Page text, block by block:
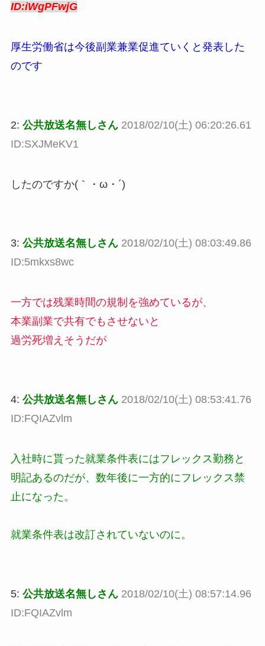
ID:iWgPFwjG
厚生労働省は今後副業兼業促進ていくと発表した
のです
2: 公共放送名無しさん 2018/02/10(土) 06:20:26.61
ID:SXJMeKV1
したのですか(｀・ω・´)
3: 公共放送名無しさん 2018/02/10(土) 08:03:49.86
ID:5mkxs8wc
一方では残業時間の規制を強めているが、
本業副業で共有でもさせないと
過労死増えそうだが
4: 公共放送名無しさん 2018/02/10(土) 08:53:41.76
ID:FQIAZvlm
入社時に貰った就業条件表にはフレックス勤務と
明記あるのだが、数年後に一方的にフレックス禁
止になった。
就業条件表は改訂されていないのに。
5: 公共放送名無しさん 2018/02/10(土) 08:57:14.96
ID:FQIAZvlm